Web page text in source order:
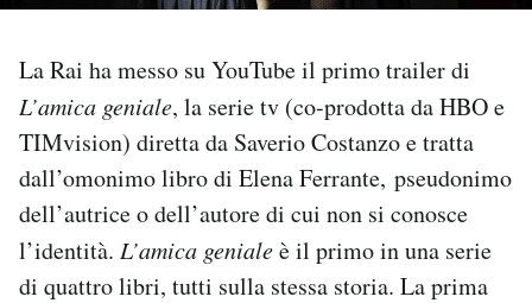
SHOP
AREA PERSONALE
La Rai ha messo su YouTube il primo trailer di
L’amica geniale, la serie tv (co-prodotta da HBO e
TIMvision) diretta da Saverio Costanzo e tratta
dall’omonimo libro di Elena Ferrante, pseudonimo
dell’autrice o dell’autore di cui non si conosce
l’identità. L’amica genialeè il primo in una serie
di quattro libri, tutti sulla stessa storia. La prima